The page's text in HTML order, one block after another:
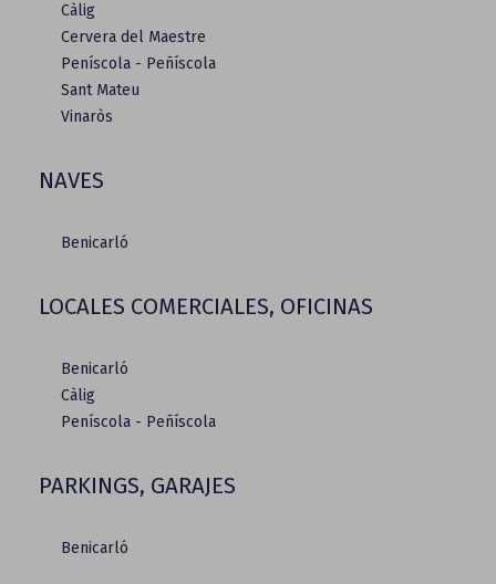
Càlig
Cervera del Maestre
Peníscola - Peñíscola
Sant Mateu
Vinaròs
NAVES
Benicarló
LOCALES COMERCIALES, OFICINAS
Benicarló
Càlig
Peníscola - Peñíscola
PARKINGS, GARAJES
Benicarló